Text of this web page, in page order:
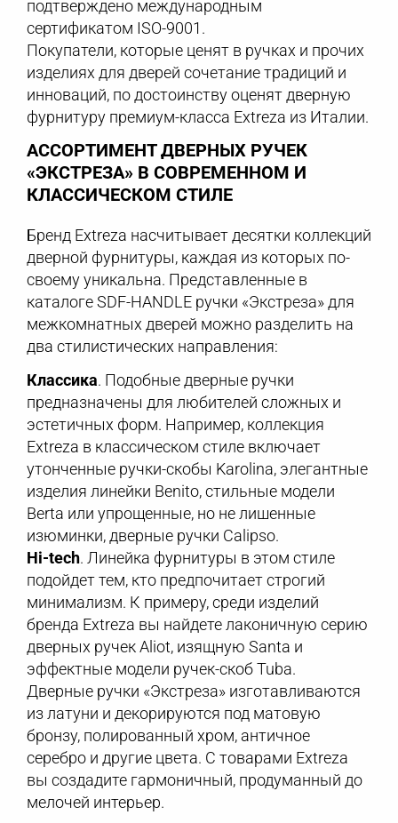
подтверждено международным
сертификатом ISO-9001.
Покупатели, которые ценят в ручках и прочих
изделиях для дверей сочетание традиций и
инноваций, по достоинству оценят дверную
фурнитуру премиум-класса Extreza из Италии.
АССОРТИМЕНТ ДВЕРНЫХ РУЧЕК
«ЭКСТРЕЗА» В СОВРЕМЕННОМ И
КЛАССИЧЕСКОМ СТИЛЕ
Бренд Extreza насчитывает десятки коллекций
дверной фурнитуры, каждая из которых по-
своему уникальна. Представленные в
каталоге SDF-HANDLE ручки «Экстреза» для
межкомнатных дверей можно разделить на
два стилистических направления:
Классика. Подобные дверные ручки
предназначены для любителей сложных и
эстетичных форм. Например, коллекция
Extreza в классическом стиле включает
утонченные ручки-скобы Karolina, элегантные
изделия линейки Benito, стильные модели
Berta или упрощенные, но не лишенные
изюминки, дверные ручки Calipso.
Hi-tech. Линейка фурнитуры в этом стиле
подойдет тем, кто предпочитает строгий
минимализм. К примеру, среди изделий
бренда Extreza вы найдете лаконичную серию
дверных ручек Aliot, изящную Santa и
эффектные модели ручек-скоб Tuba.
Дверные ручки «Экстреза» изготавливаются
из латуни и декорируются под матовую
бронзу, полированный хром, античное
серебро и другие цвета. С товарами Extreza
вы создадите гармоничный, продуманный до
мелочей интерьер.